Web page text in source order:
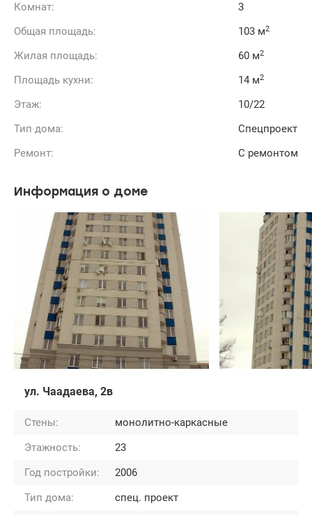
Комнат:
3
Общая площадь:
103 м2
Жилая площадь: 60 м2
Площадь кухни: 14 м2
Этаж:
10/22
Тип дома:
Спецпроект
Ремонт:
С ремонтом
Информация о доме
ул. Чаадаева, 2в
Стены:
монолитно-каркасные
Этажность:
23
Год постройки:
2006
Тип дома:
спец. проект